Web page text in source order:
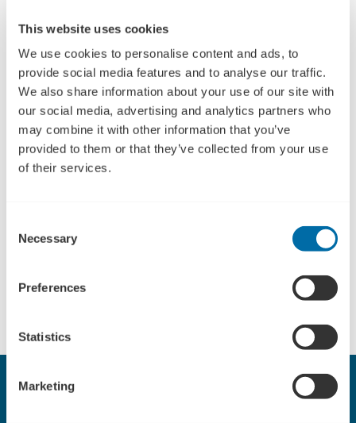
This website uses cookies
We use cookies to personalise content and ads, to
provide social media features and to analyse our traffic.
We also share information about your use of our site with
our social media, advertising and analytics partners who
may combine it with other information that you’ve
provided to them or that they’ve collected from your use
of their services.
Selection
Necessary
Preferences
Statistics
Marketing
har virkelig været god til at give helt konkret hjælp
til ansøgningen, og det er 100% takket være den
hjælp, at vi kom i mål, fortæller Maria E. Bøgedal og
fortsætter:
- Det har været så rart at have én, som jeg har følt
som min allierede, på min side – én, som hele tiden
har støttet mig, når der nogle gange blev brugt
slutter hun.
november 2024.